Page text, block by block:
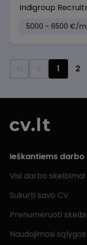
Indigroup
5000 - 6500 €/
1 2
Ieškantiems darbo
Visi darbo skelbimai
Sukurti savo CV
Prenumeruoti
Naudojimosi sąlygos